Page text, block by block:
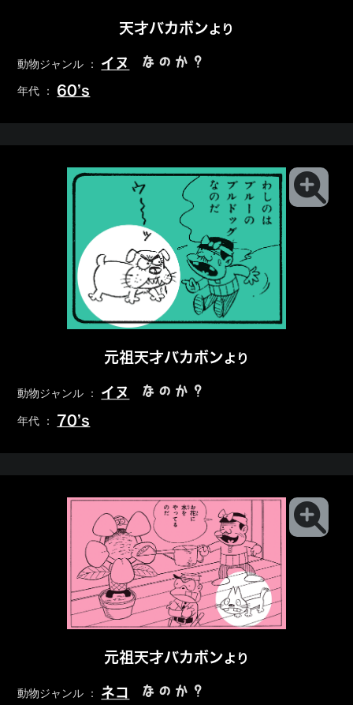
天才バカボンより
動物ジャンル ： イヌ なのか？
年代 ： 60’s
元祖天才バカボンより
動物ジャンル ： イヌ なのか？
年代 ： 70’s
元祖天才バカボンより
動物ジャンル ： ネコ なのか？